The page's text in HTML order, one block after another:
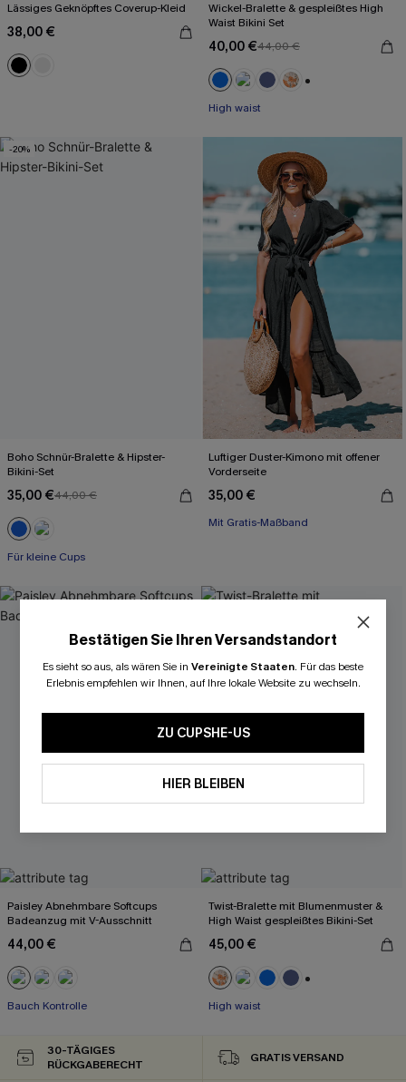
Lässiges Geknöpftes Coverup-Kleid
38,00 €
Wickel-Bralette & gespleißtes High
Waist Bikini Set
40,00 €44,00 €
High waist
-20%
Boho Schnür-Bralette & Hipster-
Bikini-Set
35,00 €44,00 €
Für kleine Cups
Luftiger Duster-Kimono mit offener
Vorderseite
35,00 €
Mit Gratis-Maßband
Paisley Abnehmbare Softcups
Badeanzug mit V-Ausschnitt
44,00 €
Bauch Kontrolle
Twist-Bralette mit Blumenmuster &
High Waist gespleißtes Bikini-Set
45,00 €
High waist
Bestätigen Sie Ihren Versandstandort
Es sieht so aus, als wären Sie in Vereinigte Staaten. Für das beste
Erlebnis empfehlen wir Ihnen, auf Ihre lokale Website zu wechseln.
ZU CUPSHE-US
HIER BLEIBEN
30-TÄGIGES
RÜCKGABERECHT
GRATIS VERSAND